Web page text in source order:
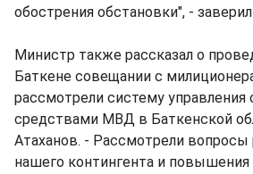
обострения обстановки", -
Министр также рассказал о
Баткене совещании с
рассмотрели систему управления
средствами МВД в Баткенской
Атаханов. - Рассмотрели
нашего контингента и повышения